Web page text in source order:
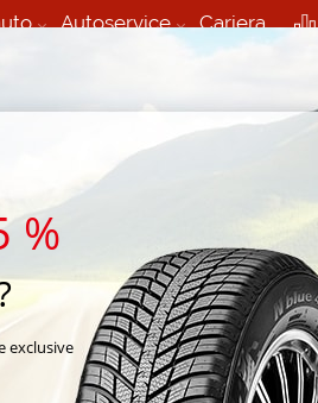
Autoservice Cariera
%
exclusive